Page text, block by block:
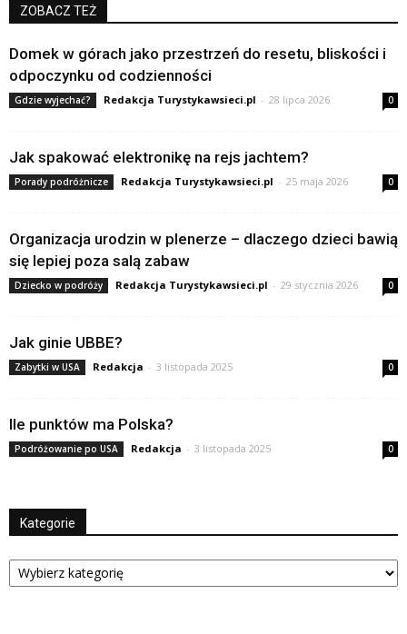
ZOBACZ TEŻ
Domek w górach jako przestrzeń do resetu, bliskości i
odpoczynku od codzienności
Gdzie wyjechać? Redakcja Turystykawsieci.pl - 28 lipca 2026 0
Jak spakować elektronikę na rejs jachtem?
Porady podróżnicze Redakcja Turystykawsieci.pl - 25 maja 2026 0
Organizacja urodzin w plenerze – dlaczego dzieci bawią
się lepiej poza salą zabaw
Dziecko w podróży Redakcja Turystykawsieci.pl - 29 stycznia 2026 0
Jak ginie UBBE?
Zabytki w USA Redakcja - 3 listopada 2025 0
Ile punktów ma Polska?
Podróżowanie po USA Redakcja - 3 listopada 2025 0
Kategorie
Kategorie